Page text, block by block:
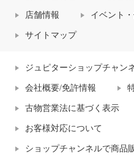
店舗情報 イベント
サイトマップ
ジュピターショップチャン
会社概要/免許情報
古物営業法に基づく表示
お客様対応について
ショップチャンネルで商品